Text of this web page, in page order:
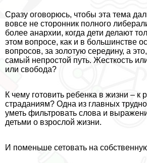
Сразу оговорюсь, чтобы эта тема
вовсе не сторонник полного
более анархии, когда дети делают
этом вопросе, как и в большинстве
вопросов, за золотую середину, а
самый непростой путь. Жесткость
или свобода?
К чему готовить ребенка в жизни – к
страданиям? Одна из главных
уметь фильтровать слова и
детьми о взрослой жизни.
И поменьше сетовать на